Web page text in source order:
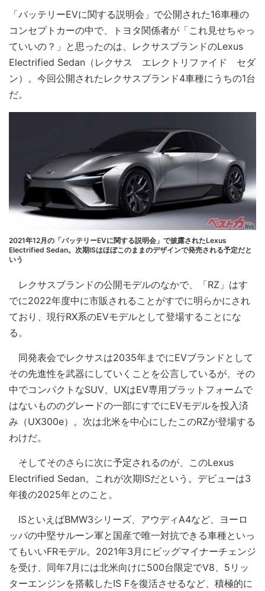
「バッテリーEVに関する説明会」で公開された16車種の
コンセプトカーの中で、トヨタ関係者が「これ見せちゃっ
ていいの？」と思ったのは、レクサスブランドのLexus
Electrified Sedan（レクサス エレクトリファイド セダ
ン）。今回公開されたレクサスブランド4車種にうちの1台
だ。
2021年12月の「バッテリーEVに関する説明会」で披露されたLexus
Electrified Sedan。次期ISはほぼこのままのデザインで発売される予定だと
いう
レクサスブランドの公開モデルのなかで、「RZ」はす
でに2022年度中に市販されることがすでに明らかにされ
ており、現行RX系のEVモデルとして登場することにな
る。
同発表会でレクサスは2035年までにEVブランドとして
その先進性を武器にしていくことを公言しているが、その
中でコンパクトなSUV、UXはEV専用プラットフォームで
はないもののグレードの一部にすでにEVモデルを投入済
み（UX300e）。次は北米を中心にしたこのRZが登場する
わけだ。
そしてそのさらに次に予定されるのが、このLexus
Electrified Sedan。これが次期ISだという。デビューは3
年後の2025年とのこと。
ISといえばBMW3シリーズ、アウディA4など、ヨーロ
ッパの中堅サルーン軍と国産で唯一対抗できる車種といっ
てもいいFRモデル。2021年3月にビッグマイナーチェンジ
を受け、同年7月には北米向けに500台限定でV8、5リッ
ターエンジンを搭載したIS Fを復活させるなど、積極的に